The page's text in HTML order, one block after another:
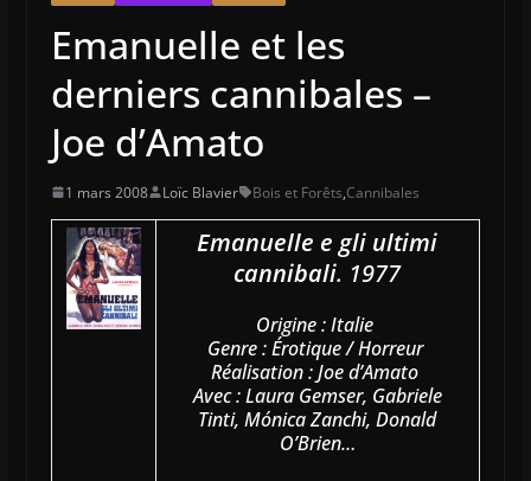
Emanuelle et les
derniers cannibales –
Joe d’Amato
1 mars 2008 Loïc Blavier Bois et Forêts,Cannibales
Emanuelle e gli ultimi
cannibali. 1977
Origine : Italie
Genre : Érotique / Horreur
Réalisation : Joe d’Amato
Avec : Laura Gemser, Gabriele
Tinti, Mónica Zanchi, Donald
O’Brien…